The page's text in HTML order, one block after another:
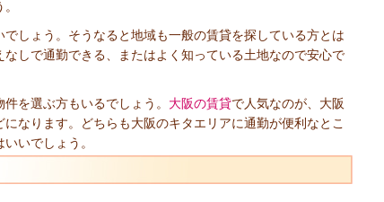
しょう。そうなると地域も一般の賃貸を探している方とは
しで通勤できる、またはよく知っている土地なので安心で
を選ぶ方もいるでしょう。 大阪の賃貸で人気なのが、大阪
なります。どちらも大阪のキタエリアに通勤が便利なとこ
いでしょう。